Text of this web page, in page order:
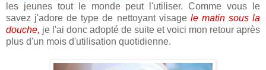
les jeunes tout le monde peut l'utiliser. Comme vous le
savez j'adore de type de nettoyant visagele matin sous la
douche, je l'ai donc adopté de suite et voici mon retour après
plus d'un mois d'utilisation quotidienne.